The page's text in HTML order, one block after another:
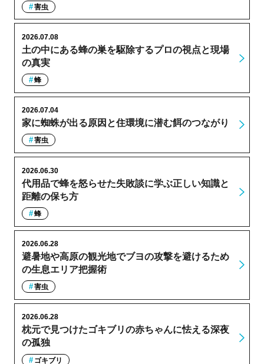
害虫
土の中にある蜂の巣を駆除するプロの視点と現場
の真実
2026.07.08
蜂
家に蜘蛛が出る原因と住環境に潜む餌のつながり
2026.07.04
害虫
代用品で蜂を怒らせた失敗談に学ぶ正しい知識と
距離の保ち方
2026.06.30
蜂
避暑地や高原の観光地でブヨの攻撃を避けるため
の生息エリア把握術
2026.06.28
害虫
枕元で見つけたゴキブリの赤ちゃんに怯える深夜
の孤独
2026.06.28
ゴキブリ